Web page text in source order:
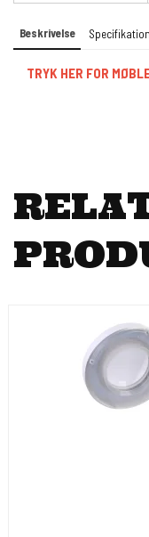
Beskrivelse
TRYK HER FOR